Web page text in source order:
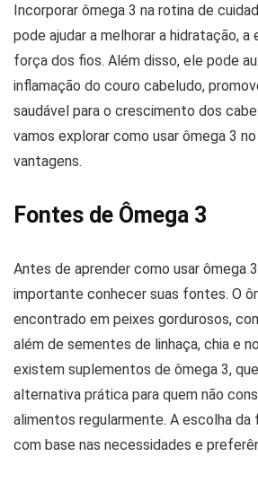
Incorporar ômega 3 na rotina de
pode ajudar a melhorar a hidratação, a
força dos fios. Além disso, ele pode
inflamação do couro cabeludo,
saudável para o crescimento dos
vamos explorar como usar ômega 3
vantagens.
Fontes de Ômega 3
Antes de aprender como usar ômega
importante conhecer suas fontes. O
encontrado em peixes gordurosos,
além de sementes de linhaça, chia e
existem suplementos de ômega 3,
alternativa prática para quem não
alimentos regularmente. A escolha
com base nas necessidades e